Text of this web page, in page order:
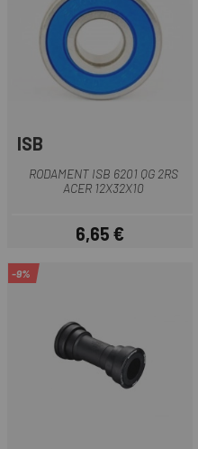
ISB
RODAMENT ISB 6201 QG 2RS
ACER 12X32X10
Preu
6,65 €
-9%